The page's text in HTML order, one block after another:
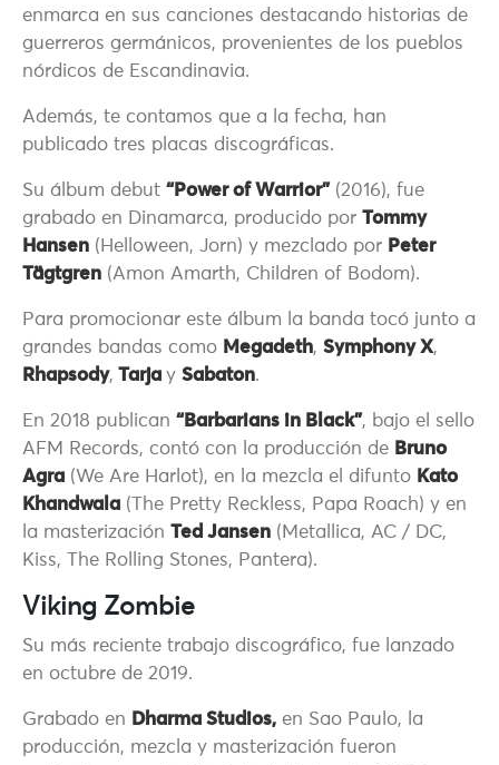
enmarca en sus canciones destacando historias de
guerreros germánicos, provenientes de los pueblos
nórdicos de Escandinavia.
Además, te contamos que a la fecha, han
publicado tres placas discográficas.
Su álbum debut “Power of Warrior” (2016), fue
grabado en Dinamarca, producido por Tommy
Hansen (Helloween, Jorn) y mezclado por Peter
Tägtgren (Amon Amarth, Children of Bodom).
Para promocionar este álbum la banda tocó junto a
grandes bandas como Megadeth, Symphony X,
Rhapsody, Tarja y Sabaton.
En 2018 publican “Barbarians in Black”, bajo el sello
AFM Records, contó con la producción de Bruno
Agra (We Are Harlot), en la mezcla el difunto Kato
Khandwala (The Pretty Reckless, Papa Roach) y en
la masterización Ted Jansen (Metallica, AC / DC,
Kiss, The Rolling Stones, Pantera).
Viking Zombie
Su más reciente trabajo discográfico, fue lanzado
en octubre de 2019.
Grabado en Dharma Studios, en Sao Paulo, la
producción, mezcla y masterización fueron